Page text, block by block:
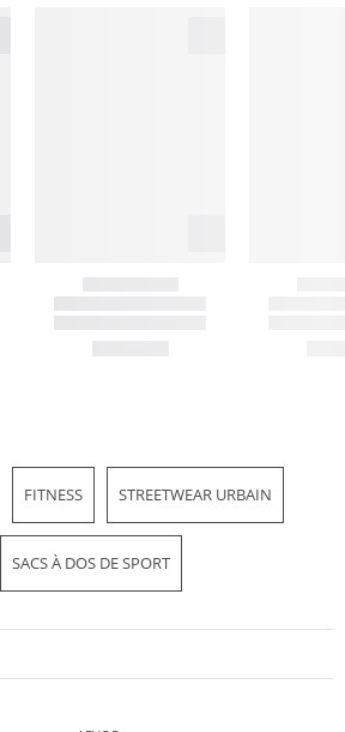
FITNESS STREETWEAR URBAIN
SACS À DOS DE SPORT